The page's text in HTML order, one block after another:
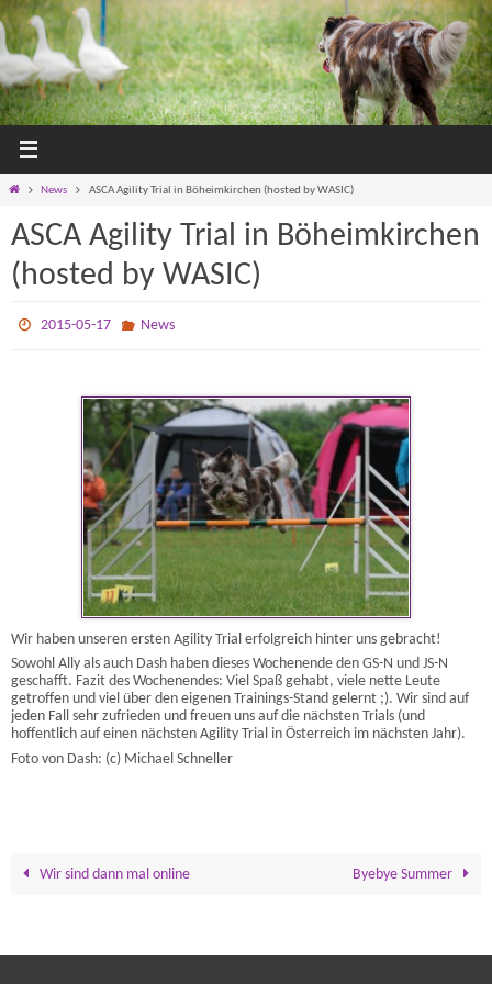
Zum
Inhalt
springen
HomeNews ASCA Agility Trial in Böheimkirchen (hosted by WASIC)
ASCA Agility Trial in Böheimkirchen
(hosted by WASIC)
2015-05-17 News
Wir haben unseren ersten Agility Trial erfolgreich hinter uns gebracht!
Sowohl Ally als auch Dash haben dieses Wochenende den GS-N und JS-N
geschafft. Fazit des Wochenendes: Viel Spaß gehabt, viele nette Leute
getroffen und viel über den eigenen Trainings-Stand gelernt ;). Wir sind auf
jeden Fall sehr zufrieden und freuen uns auf die nächsten Trials (und
hoffentlich auf einen nächsten Agility Trial in Österreich im nächsten Jahr).
Foto von Dash: (c) Michael Schneller
Wir sind dann mal online Byebye Summer